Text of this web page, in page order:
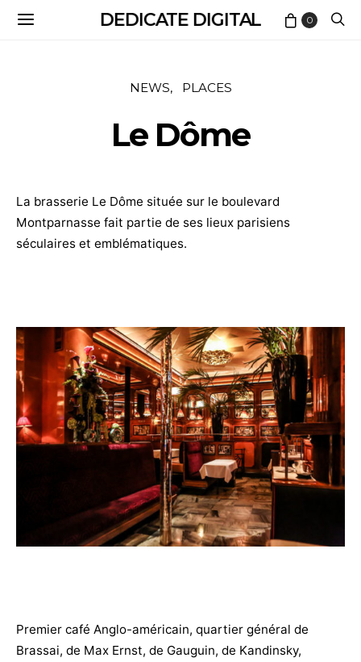
DEDICATE DIGITAL 0
NEWS PLACES
Le Dôme
La brasserie Le Dôme située sur le boulevard
Montparnasse fait partie de ses lieux parisiens
séculaires et emblématiques.
Premier café Anglo-américain, quartier général de
Brassai, de Max Ernst, de Gauguin, de Kandinsky,